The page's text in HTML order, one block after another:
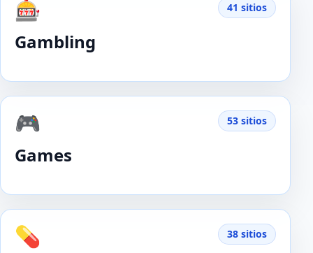
🎰
Gambling
41 sitios
🎮
Games
53 sitios
💊 38 sitios